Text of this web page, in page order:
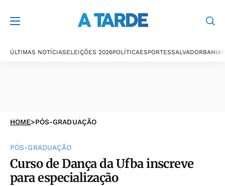
ÚLTIMAS NOTÍCIASELEIÇÕES 2026POLÍTICAESPORTESSALVADORBAHIA
HOME>PÓS-GRADUAÇÃO
PÓS-GRADUAÇÃO
Curso de Dança da Ufba inscreve
para especialização